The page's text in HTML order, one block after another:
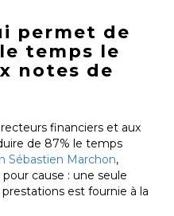
permet de
temps le
notes de
financiers et aux
de 87% le temps
Sébastien Marchon,
cause : une seule
est fournie à la